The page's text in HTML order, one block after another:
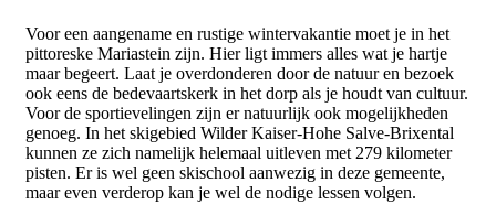
Voor een aangename en rustige wintervakantie moet je in het
pittoreske Mariastein zijn. Hier ligt immers alles wat je hartje
maar begeert. Laat je overdonderen door de natuur en bezoek
ook eens de bedevaartskerk in het dorp als je houdt van cultuur.
Voor de sportievelingen zijn er natuurlijk ook mogelijkheden
genoeg. In het skigebied Wilder Kaiser-Hohe Salve-Brixental
kunnen ze zich namelijk helemaal uitleven met 279 kilometer
pisten. Er is wel geen skischool aanwezig in deze gemeente,
maar even verderop kan je wel de nodige lessen volgen.